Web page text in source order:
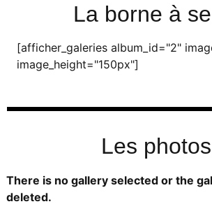
La borne à
[afficher_galeries album_id="2"
image_height="150px"]
Les photos
There is no gallery selected or the
deleted.